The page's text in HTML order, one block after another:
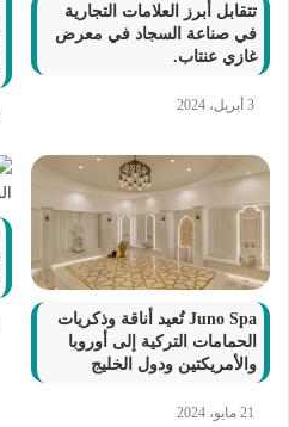
تتقابل أبرز العلامات التجارية
في صناعة السجاد في معرض
غازي عنتاب.
3 أبريل، 2024
Juno Spa تُعيد أناقة وذكريات
الحمامات التركية إلى أوروبا
والأمريكتين ودول الخليج
21 مايو، 2024